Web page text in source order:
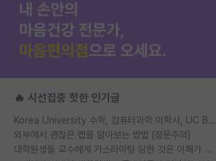
🔥 시선집중 핫한 인기글
Korea University 수학, 컴퓨터과학 이학사, UC Berkeley 산업공학 대학원 공학박사가 되는 것은 쉽지 않겠죠?
외부에서 괜찮은 랩을 알아보는 방법 (장문주의)
대학원생들 교수에게 가스라이팅 당한 것은 이해가 갑니다. 안타깝네요.